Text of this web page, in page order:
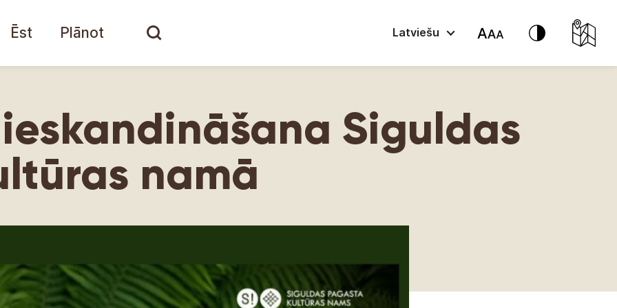
Ēst Plānot Latviešu
Siguldas
namā